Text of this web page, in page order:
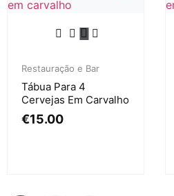
Restauração e Bar
Tábua Para 4
Cervejas Em Carvalho
€15.00